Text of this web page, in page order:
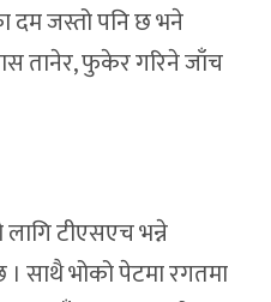
दम जस्तो पनि छ भने
तानेर, फुकेर गरिने जाँच
लागि टीएसएच भन्ने
। साथै भोको पेटमा रगतमा